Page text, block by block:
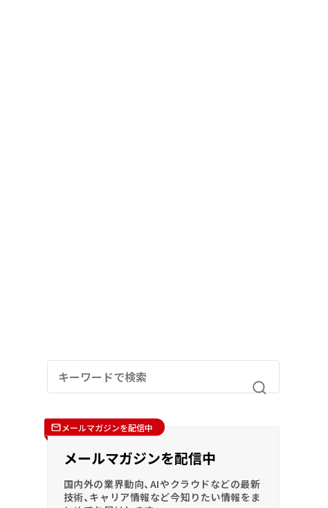
メールマガジンを配信中
メールマガジンを配信中
国内外の業界動向、AIやクラウドなどの最新
技術、キャリア情報など今知りたい情報をま